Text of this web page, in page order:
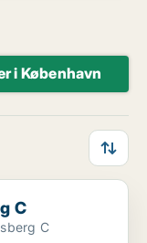
i København
C
C